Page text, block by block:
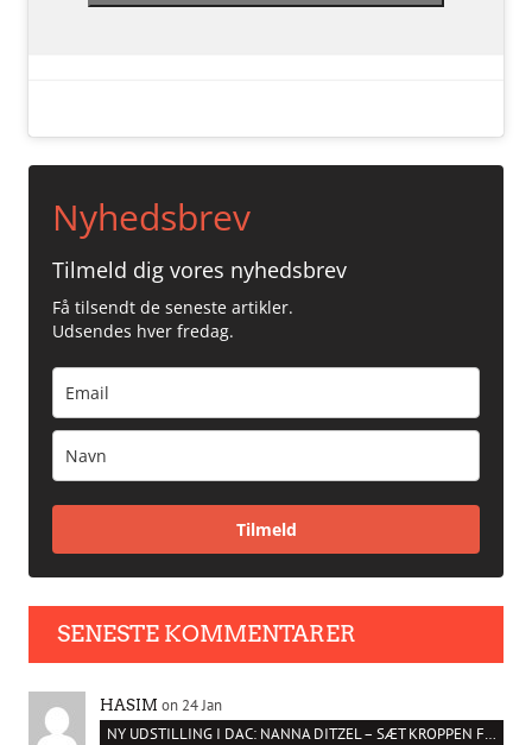
Nyhedsbrev
Tilmeld dig vores nyhedsbrev
Få tilsendt de seneste artikler.
Udsendes hver fredag.
Tilmeld
SENESTE KOMMENTARER
HASIM on 24 Jan
NY UDSTILLING I DAC: NANNA DITZEL – SÆT KROPPEN FRI